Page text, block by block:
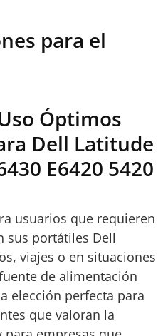
para el
Óptimos
Dell Latitude
E6420 5420
usuarios que requieren
sus portátiles Dell
viajes o en situaciones
de alimentación
elección perfecta para
que valoran la